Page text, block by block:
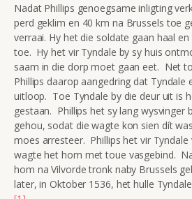
Nadat Phillips genoegsame inligting
perd geklim en 40 km na Brussels toe
verraai. Hy het die soldate gaan haal
toe. Hy het vir Tyndale by sy huis
saam in die dorp moet gaan eet. Net
Phillips daarop aangedring dat
uitloop. Toe Tyndale by die deur uit is
gestaan. Phillips het sy lang wysvinger
gehou, sodat die wagte kon sien dít
moes arresteer. Phillips het vir
wagte het hom met toue vasgebind.
hom na Vilvorde tronk naby Brussels
later, in Oktober 1536, het hulle